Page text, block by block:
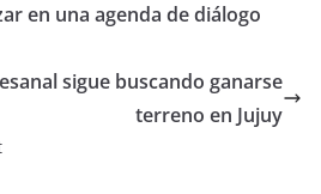
en una agenda de diálogo
sigue buscando ganarse
terreno en Jujuy